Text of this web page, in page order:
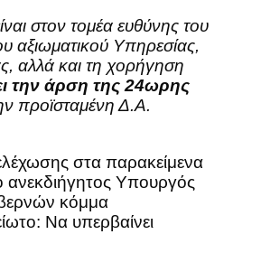
στον τομέα ευθύνης του
αξιωματικού Υπηρεσίας,
αλλά και τη χορήγηση
την άρση της 24ωρης
προϊσταμένη Δ.Α.
στα παρακείμενα
ανεκδιήγητος Υπουργός
κόμμα
Να υπερβαίνει